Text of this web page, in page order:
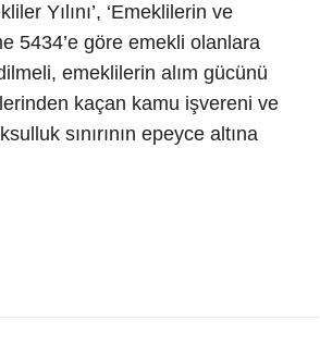
Yılını’, ‘Emeklilerin ve
5434’e göre emekli olanlara
emeklilerin alım gücünü
kaçan kamu işvereni ve
sınırının epeyce altına